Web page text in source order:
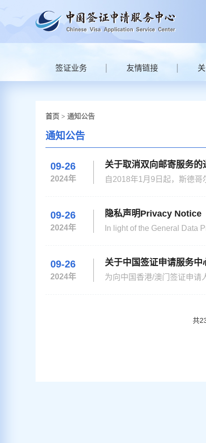
签证业务 友情链接
首页 > 通知公告
通知公告
09-26
2024年
关于取消双向邮寄服务的
自2018年1月9日起，斯德
申请
09-26
2024年
隐私声明Privacy Notice
In light of the General Data
09-26
2024年
关于中国签证申请服务
为向中国香港/澳门签证申请
共